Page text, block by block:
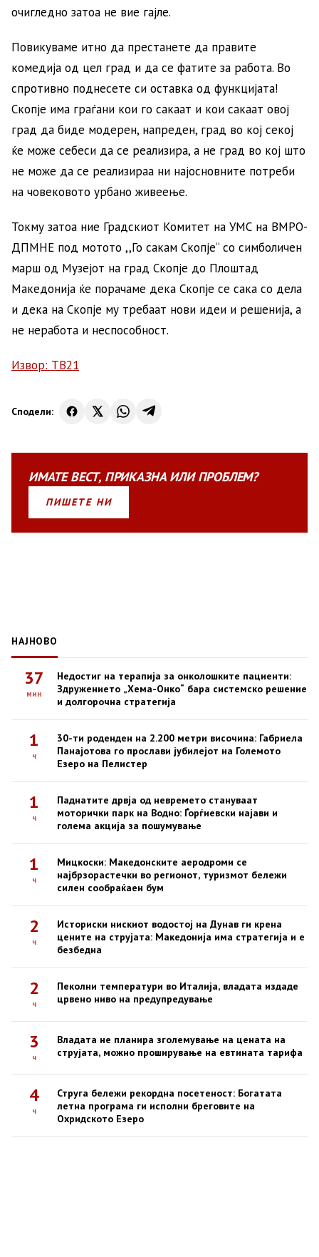
очигледно затоа не вие гајле.
Повикуваме итно да престанете да правите
комедија од цел град и да се фатите за работа. Во
спротивно поднесете си оставка од функцијата!
Скопје има граѓани кои го сакаат и кои сакаат овој
град да биде модерен, напреден, град во кој секој
ќе може себеси да се реализира, а не град во кој што
не може да се реализираа ни најосновните потреби
на човековото урбано живеење.
Токму затоа ние Градскиот Комитет на УМС на ВМРО-
ДПМНЕ под мотото ,,Го сакам Скопје“ со симболичен
марш од Музејот на град Скопје до Плоштад
Македонија ќе порачаме дека Скопје се сака со дела
и дека на Скопје му требаат нови идеи и решенија, а
не неработа и неспособност.
Извор: ТВ21
Сподели:
ИМАТЕВЕСТ, ПРИКАЗНАИЛИПРОБЛЕМ?
ПИШЕТЕ НИ
НАЈНОВО
37
мин
Недостиг на терапија за онколошките пациенти:
Здружението „Хема-Онко“ бара системско решение
и долгорочна стратегија
1
ч
30-ти роденден на 2.200 метри височина: Габриела
Панајотова го прослави јубилејот на Големото
Езеро на Пелистер
1
ч
Паднатите дрвја од невремето стануваат
моторички парк на Водно: Ѓорѓиевски најави и
голема акција за пошумување
1
ч
Мицкоски: Македонските аеродроми се
најбрзорастечки во регионот, туризмот бележи
силен сообраќаен бум
2
ч
Историски нискиот водостој на Дунав ги крена
цените на струјата: Македонија има стратегија и е
безбедна
2
ч
Пеколни температури во Италија, владата издаде
црвено ниво на предупредување
3
ч
Владата не планира зголемување на цената на
струјата, можно проширување на евтината тарифа
4
ч
Струга бележи рекордна посетеност: Богатата
летна програма ги исполни бреговите на
Охридското Езеро